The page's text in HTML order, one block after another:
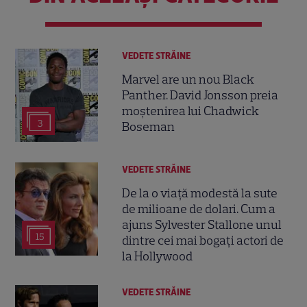
3
VEDETE STRĂINE
Marvel are un nou Black
Panther. David Jonsson preia
moștenirea lui Chadwick
Boseman
15
VEDETE STRĂINE
De la o viață modestă la sute
de milioane de dolari. Cum a
ajuns Sylvester Stallone unul
dintre cei mai bogați actori de
la Hollywood
VEDETE STRĂINE